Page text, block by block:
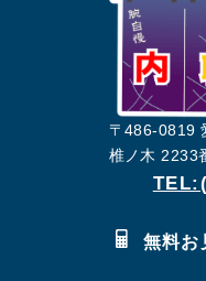
〒486-0819
椎ノ木 2233
無料お